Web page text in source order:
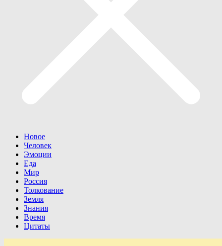
Новое
Человек
Эмоции
Еда
Мир
Россия
Толкование
Земля
Знания
Время
Цитаты